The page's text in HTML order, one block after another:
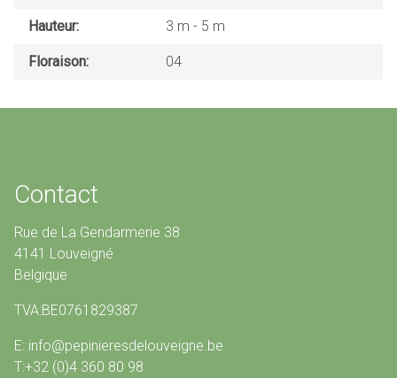
Hauteur 3 m 5 m
Floraison 04
Contact
Rue de La Gendarmerie 38
4141 Louveigné
Belgique
TVA:BE0761829387
E: info@pepinieresdelouveigne.be
T:+32 (0)4 360 80 98